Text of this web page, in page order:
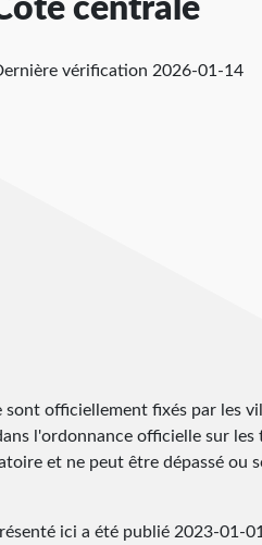
centrale
vérification 2026-01-14
sont officiellement fixés par les
l'ordonnance officielle sur
et ne peut être dépassé ou
ici a été publié 2023-01-01